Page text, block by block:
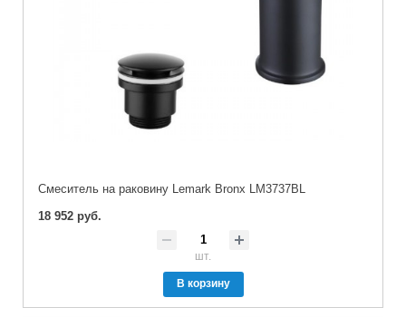
Cмеситель на раковину Lemark Bronx LM3737BL
18 952 руб.
шт.
В корзину